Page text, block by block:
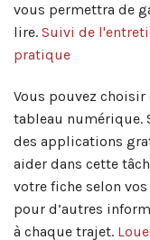
vous permettra de
lire. Suivi de
pratique
Vous pouvez
tableau numérique.
des applications
aider dans cette
votre fiche selon
pour d’autres
à chaque trajet.